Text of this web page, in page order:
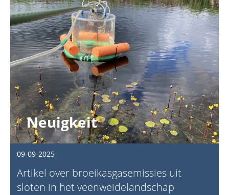
Neuigkeit
09-09-2025
Artikel over broeikasgasemissies uit
sloten in het veenweidelandschap